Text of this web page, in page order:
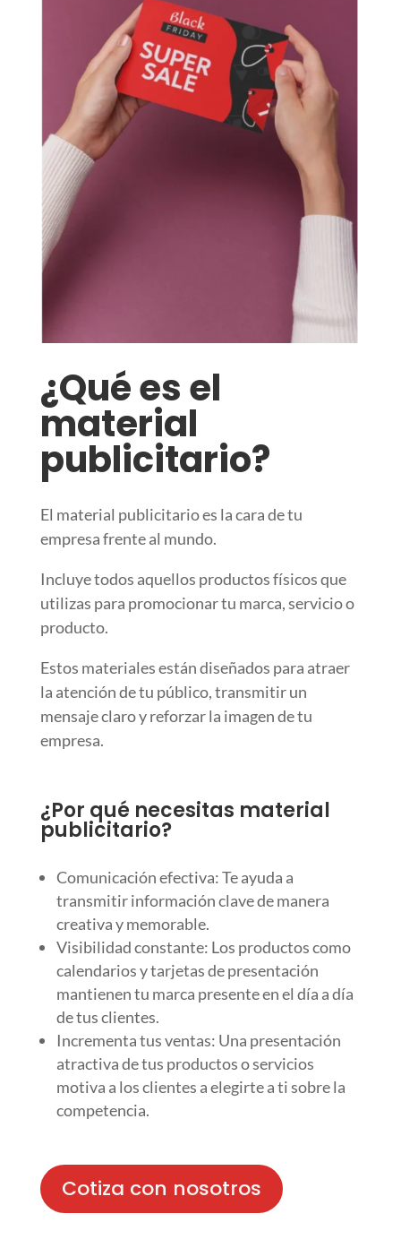
¿Qué es el
material
publicitario?
El material publicitario es la cara de tu
empresa frente al mundo.
Incluye todos aquellos productos físicos que
utilizas para promocionar tu marca, servicio o
producto.
Estos materiales están diseñados para atraer
la atención de tu público, transmitir un
mensaje claro y reforzar la imagen de tu
empresa.
¿Por qué necesitas material
publicitario?
Comunicación efectiva: Te ayuda a
transmitir información clave de manera
creativa y memorable.
Visibilidad constante: Los productos como
calendarios y tarjetas de presentación
mantienen tu marca presente en el día a día
de tus clientes.
Incrementa tus ventas: Una presentación
atractiva de tus productos o servicios
motiva a los clientes a elegirte a ti sobre la
competencia.
Cotiza con nosotros